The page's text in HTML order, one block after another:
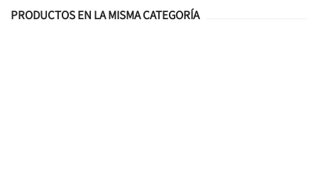
PRODUCTOS EN LA MISMA CATEGORÍA